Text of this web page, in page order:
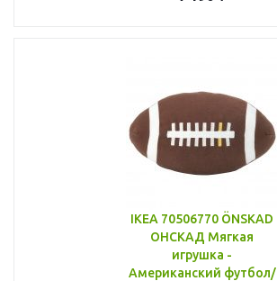
IKEA 70506770 ÖNSKAD
ОНСКАД Мягкая
игрушка -
Американский футбол/